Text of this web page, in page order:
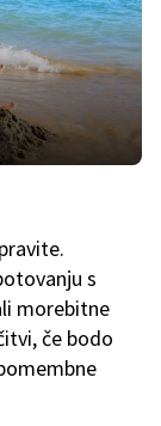
s
morebitne
če bodo